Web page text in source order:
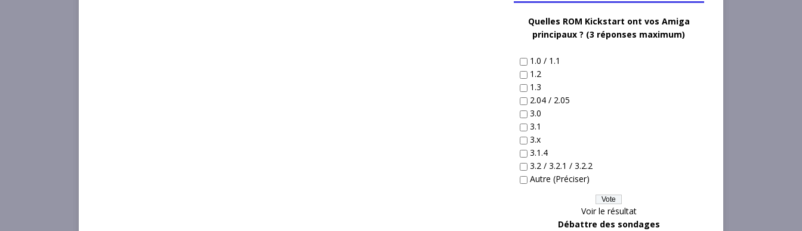
Quelles ROM Kickstart ont vos Amiga
principaux ? (3 réponses maximum)
1.0 / 1.1
1.2
1.3
2.04 / 2.05
3.0
3.1
3.x
3.1.4
3.2 / 3.2.1 / 3.2.2
Autre (Préciser)
Voir le résultat
Débattre des sondages